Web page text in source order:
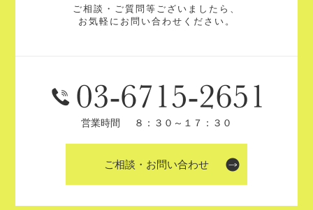
ご相談・ご質問等ございましたら、
お気軽にお問い合わせください。
営業時間 ８：３０～１７：３０
ご相談・お問い合わせ